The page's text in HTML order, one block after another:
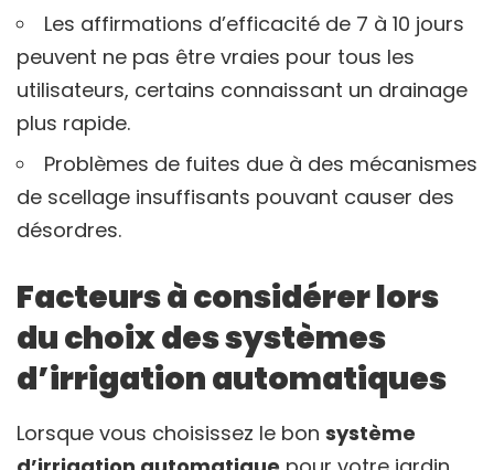
Les affirmations d’efficacité de 7 à 10 jours
peuvent ne pas être vraies pour tous les
utilisateurs, certains connaissant un drainage
plus rapide.
Problèmes de fuites due à des mécanismes
de scellage insuffisants pouvant causer des
désordres.
Facteurs à considérer lors
du choix des systèmes
d’irrigation automatiques
Lorsque vous choisissez le bon système